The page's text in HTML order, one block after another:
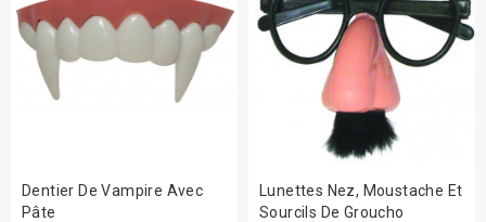
Dentier De Vampire Avec
Pâte
Lunettes Nez, Moustache Et
Sourcils De Groucho